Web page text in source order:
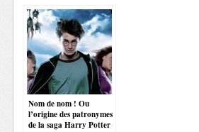
Nom de nom ! Ou
l’origine des patronymes
de la saga Harry Potter